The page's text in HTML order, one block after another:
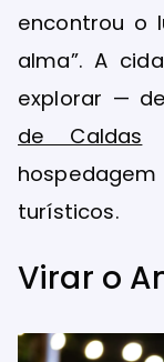
encontrou o
alma”. A
explorar —
de Caldas
turísticos.
Virar o